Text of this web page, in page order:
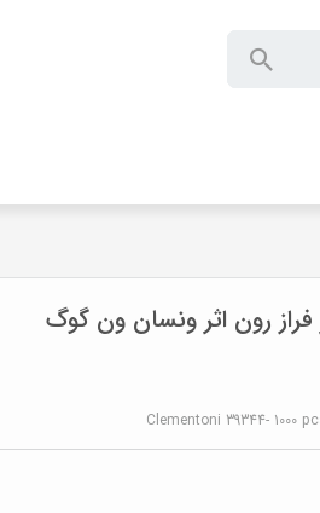
بر فراز رون اثر ونسان ون گوگ
Clementoni 39344- 1000